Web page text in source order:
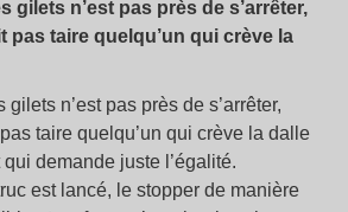
gilets n’est pas près de s’arrêter,
pas taire quelqu’un qui crève la
gilets n’est pas près de s’arrêter,
taire quelqu’un qui crève la dalle
demande juste l’égalité.
est lancé, le stopper de manière